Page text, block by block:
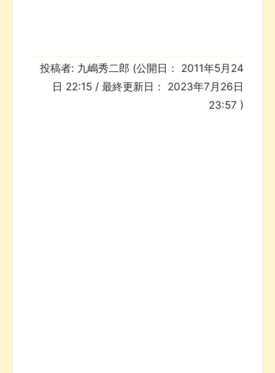
投稿者: 九嶋秀二郎 (公開日： 2011年5月24
日 22:15 / 最終更新日： 2023年7月26日
23:57 )